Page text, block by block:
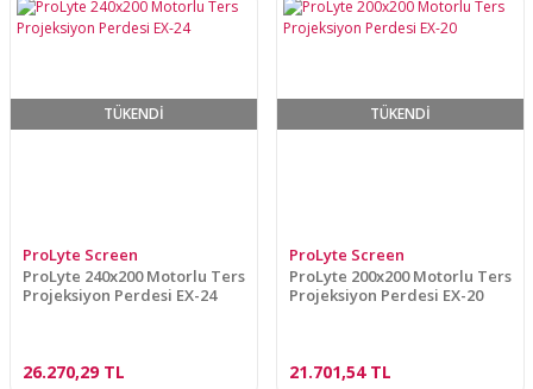
TÜKENDİ
ProLyte Screen
ProLyte 240x200 Motorlu Ters
Projeksiyon Perdesi EX-24
26.270,29 TL
TÜKENDİ
ProLyte Screen
ProLyte 200x200 Motorlu Ters
Projeksiyon Perdesi EX-20
21.701,54 TL